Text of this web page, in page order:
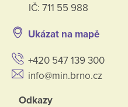
IČ: 711 55 988
Ukázat na mapě
+420 547 139 300
info@min.brno.cz
Odkazy